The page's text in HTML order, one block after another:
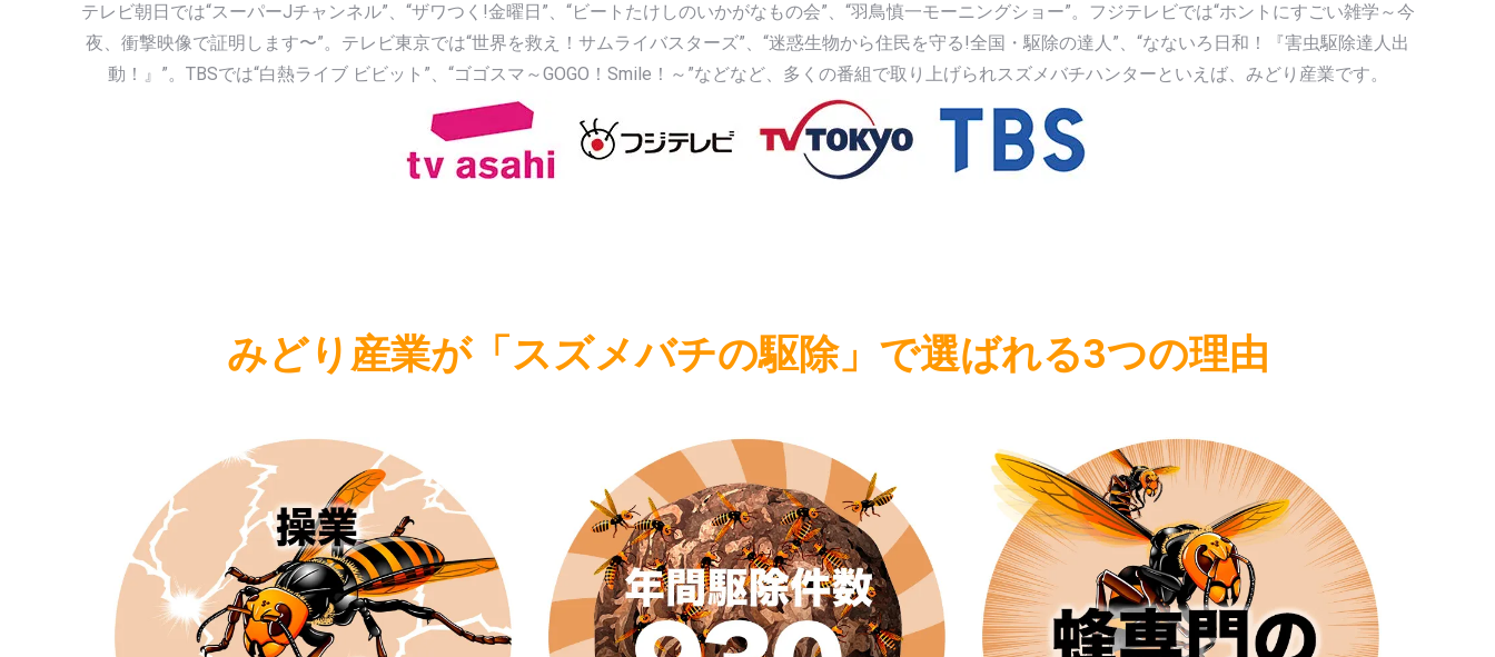
テレビ朝日では“スーパーJチャンネル”、“ザワつく!金曜日”、“ビートたけしのいかがなもの会”、“羽鳥慎一モーニングショー”。フジテレビでは“ホントにすごい雑学～今
夜、衝撃映像で証明します〜”。テレビ東京では“世界を救え！サムライバスターズ”、“迷惑生物から住民を守る!全国・駆除の達人”、“なないろ日和！『害虫駆除達人出
動！』”。TBSでは“白熱ライブ ビビット”、“ゴゴスマ～GOGO！Smile！～”などなど、多くの番組で取り上げられスズメバチハンターといえば、みどり産業です。
みどり産業が「スズメバチの駆除」で選ばれる3つの理由